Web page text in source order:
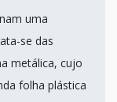
uma
se das
metálica, cujo
folha plástica